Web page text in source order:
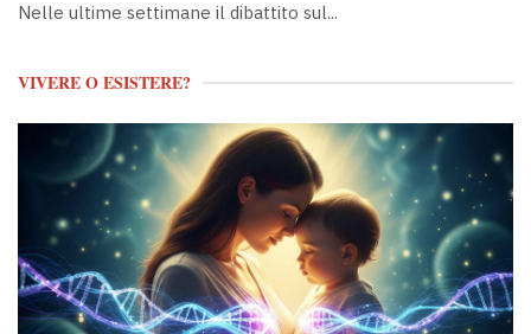
Nelle ultime settimane il dibattito sul...
VIVERE O ESISTERE?